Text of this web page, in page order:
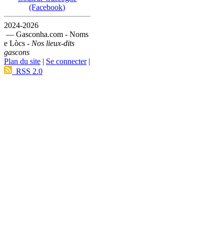
(Facebook)
2024-2026
— Gasconha.com - Noms
e Lòcs - Nos lieux-dits
gascons
Plan du site | Se connecter|
RSS 2.0